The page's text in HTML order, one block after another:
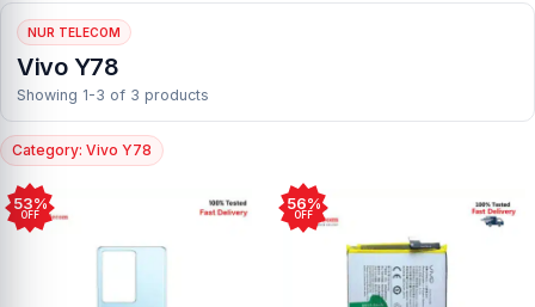
NUR TELECOM
Vivo Y78
Showing 1-3 of 3 products
Category: Vivo Y78
53%
OFF
56%
OFF